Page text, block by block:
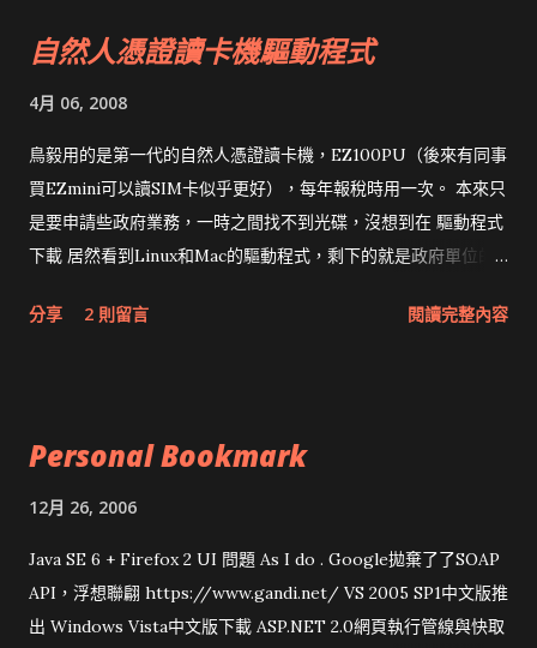
自然人憑證讀卡機驅動程式
4月 06, 2008
鳥毅用的是第一代的自然人憑證讀卡機，EZ100PU（後來有同事
買EZmini可以讀SIM卡似乎更好），每年報稅時用一次。 本來只
是要申請些政府業務，一時之間找不到光碟，沒想到在 驅動程式
下載 居然看到Linux和Mac的驅動程式，剩下的就是政府單位的
分享 2 則留言 閱讀完整內容
Personal Bookmark
12月 26, 2006
Java SE 6 + Firefox 2 UI 問題 As I do . Google拋棄了了SOAP
API，浮想聯翩 https://www.gandi.net/ VS 2005 SP1中文版推
出 Windows Vista中文版下載 ASP.NET 2.0網頁執行管線與快取